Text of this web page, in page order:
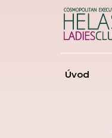
Úvod